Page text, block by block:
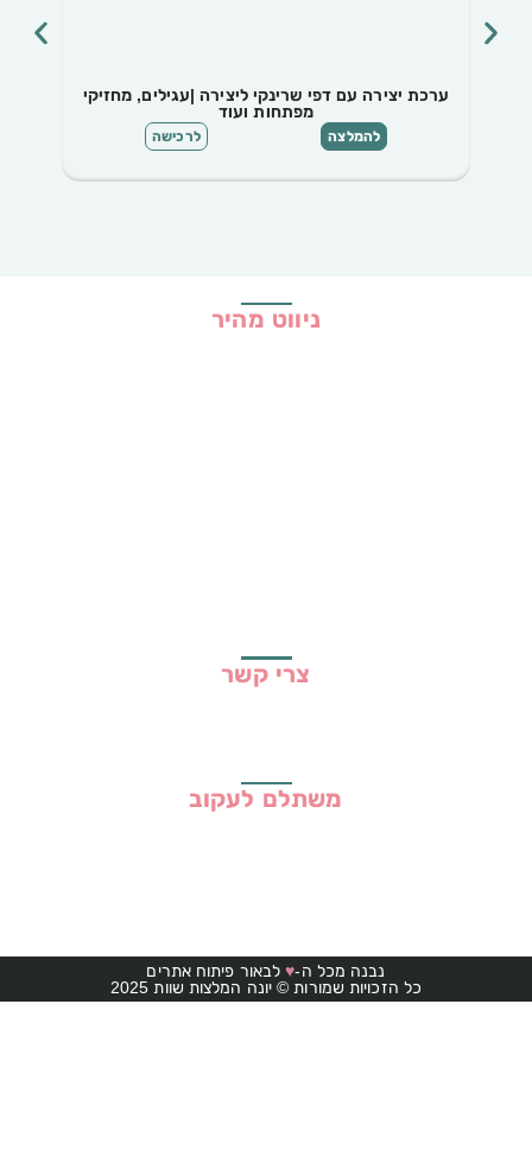
ערכת יצירה עם דפי שרינקי ליצירה |עגילים, מחזיקי
מפתחות ועוד
להמלצה לרכישה
ניווט מהיר
צרי קשר
משתלם לעקוב
נבנה מכל ה-♥לבאור פיתוח אתרים
כל הזכויות שמורות © יונה המלצות שוות 2025